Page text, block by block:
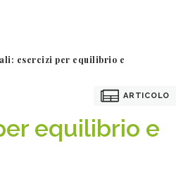
esercizi per equilibrio e
ARTICOLO
equilibrio e